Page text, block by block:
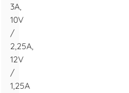
3A,
10V
/
2,25A,
12V
/
1,25A